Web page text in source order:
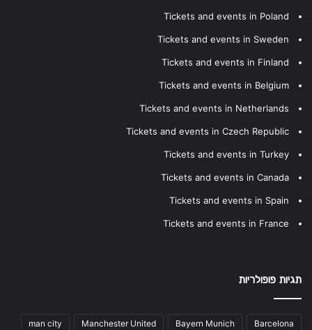
Tickets and events in Poland
Tickets and events in Sweden
Tickets and events in Finland
Tickets and events in Belgium
Tickets and events in Netherlands
Tickets and events in Czech Republic
Tickets and events in Turkey
Tickets and events in Canada
Tickets and events in Spain
Tickets and events in France
תגיות פופולריות
Barcelona
Bayern Munich
Manchester United
man city